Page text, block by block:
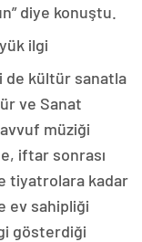
diye konuştu.
ilgi
de kültür sanatla
ve Sanat
müziği
iftar sonrası
tiyatrolara kadar
ev sahipliği
gösterdiği